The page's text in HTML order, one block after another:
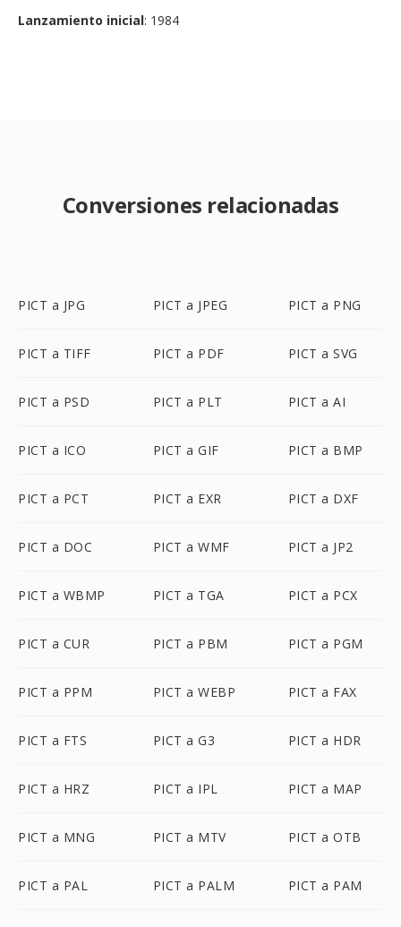
Lanzamiento inicial: 1984
Conversiones relacionadas
PICT a JPG PICT a JPEG PICT a PNG
PICT a TIFF PICT a PDF PICT a SVG
PICT a PSD PICT a PLT PICT a AI
PICT a ICO PICT a GIF PICT a BMP
PICT a PCT PICT a EXR PICT a DXF
PICT a DOC PICT a WMF PICT a JP2
PICT a WBMP PICT a TGA PICT a PCX
PICT a CUR PICT a PBM PICT a PGM
PICT a PPM PICT a WEBP PICT a FAX
PICT a FTS PICT a G3 PICT a HDR
PICT a HRZ PICT a IPL PICT a MAP
PICT a MNG PICT a MTV PICT a OTB
PICT a PAL PICT a PALM PICT a PAM